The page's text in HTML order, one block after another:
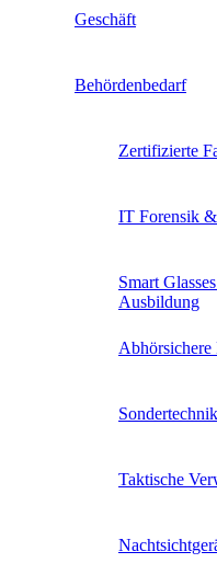
Geschäft
Behördenbedarf
Zertifizierte
IT Forensik &
Smart
Ausbildung
Abhörsichere
Sondertechnik
Taktische